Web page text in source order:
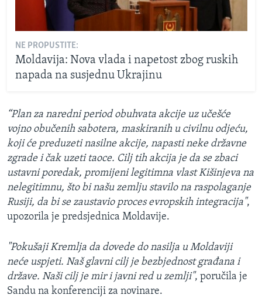
NE PROPUSTITE:
Moldavija: Nova vlada i napetost zbog ruskih
napada na susjednu Ukrajinu
“Plan za naredni period obuhvata akcije uz učešće
vojno obučenih sabotera, maskiranih u civilnu odjeću,
koji će preduzeti nasilne akcije, napasti neke državne
zgrade i čak uzeti taoce. Cilj tih akcija je da se zbaci
ustavni poredak, promijeni legitimna vlast Kišinjeva na
nelegitimnu, što bi našu zemlju stavilo na raspolaganje
Rusiji, da bi se zaustavio proces evropskih integracija",
upozorila je predsjednica Moldavije.
"Pokušaji Kremlja da dovede do nasilja u Moldaviji
neće uspjeti. Naš glavni cilj je bezbjednost građana i
države. Naši cilj je mir i javni red u zemlji", poručila je
Sandu na konferenciji za novinare.